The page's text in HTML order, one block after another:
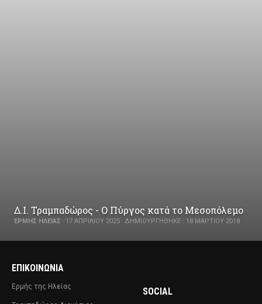
Δ.Ι. Τραμπαδώρος - Ο Πύργος κατά το Μεσοπόλεμο
ΕΡΜΉΣ ΗΛΕΊΑΣ 17 ΑΠΡΙΛΊΟΥ 2025 ΔΗΜΙΟΥΡΓΉΘΗΚΕ : 18 ΜΑΡΤΊΟΥ 2018
ΕΠΙΚΟΙΝΩΝΊΑ
Ερμής της Ηλείας SOCIAL